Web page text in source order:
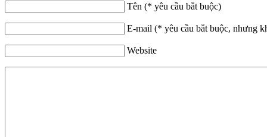
Tên (* yêu cầu bắt buộc)
E-mail (* yêu cầu bắt buộc, nhưng
Website